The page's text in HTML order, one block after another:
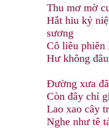
Thu mơ mờ
Hắt hiu kỷ
sương
Cô liêu phiên
Hư không
Đường xưa
Còn đây chỉ
Lao xao cây
Nghe như tê